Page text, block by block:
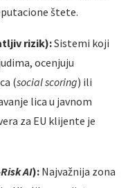
štete.
rizik):Sistemi koji
ocenjuju
(social scoring) ili
lica u javnom
za EU klijente je
AI): Najvažnija zona